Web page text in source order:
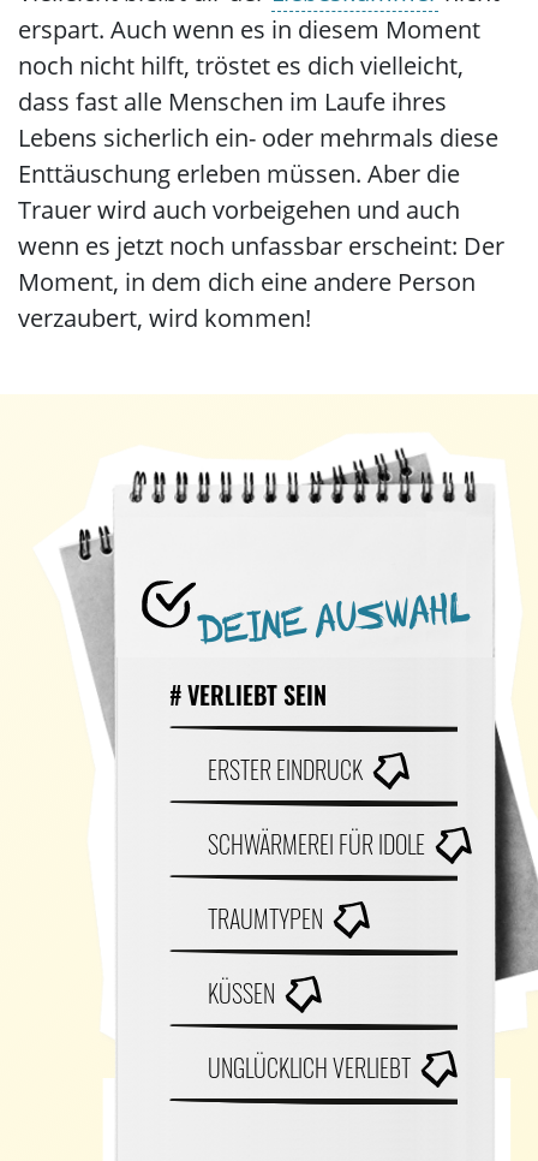
erspart. Auch wenn es in diesem Moment
noch nicht hilft, tröstet es dich vielleicht,
dass fast alle Menschen im Laufe ihres
Lebens sicherlich ein- oder mehrmals diese
Enttäuschung erleben müssen. Aber die
Trauer wird auch vorbeigehen und auch
wenn es jetzt noch unfassbar erscheint: Der
Moment, in dem dich eine andere Person
verzaubert, wird kommen!
DEINE AUSWAHL
# VERLIEBT SEIN
ERSTER EINDRUCK
SCHWÄRMEREI FÜR IDOLE
TRAUMTYPEN
KÜSSEN
UNGLÜCKLICH VERLIEBT